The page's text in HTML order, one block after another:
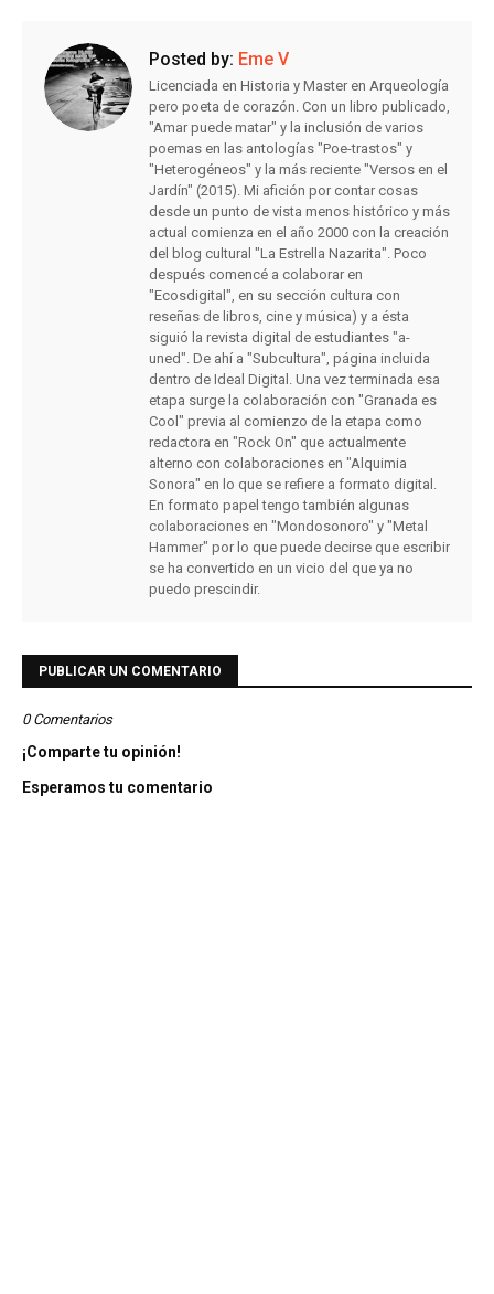
Posted by: Eme V
Licenciada en Historia y Master en Arqueología
pero poeta de corazón. Con un libro publicado,
"Amar puede matar" y la inclusión de varios
poemas en las antologías "Poe-trastos" y
"Heterogéneos" y la más reciente "Versos en el
Jardín" (2015). Mi afición por contar cosas
desde un punto de vista menos histórico y más
actual comienza en el año 2000 con la creación
del blog cultural "La Estrella Nazarita". Poco
después comencé a colaborar en
"Ecosdigital", en su sección cultura con
reseñas de libros, cine y música) y a ésta
siguió la revista digital de estudiantes "a-
uned". De ahí a "Subcultura", página incluida
dentro de Ideal Digital. Una vez terminada esa
etapa surge la colaboración con "Granada es
Cool" previa al comienzo de la etapa como
redactora en "Rock On" que actualmente
alterno con colaboraciones en "Alquimia
Sonora" en lo que se refiere a formato digital.
En formato papel tengo también algunas
colaboraciones en "Mondosonoro" y "Metal
Hammer" por lo que puede decirse que escribir
se ha convertido en un vicio del que ya no
puedo prescindir.
PUBLICAR UN COMENTARIO
0 Comentarios
¡Comparte tu opinión!
Esperamos tu comentario